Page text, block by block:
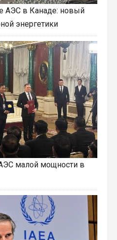
АЭС в Канаде: новый
энергетики
малой мощности в